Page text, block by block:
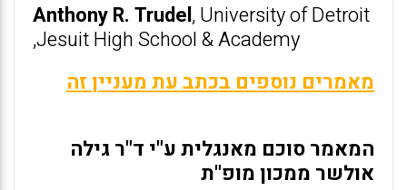
Anthony R. Trudel, University of Detroit
,Jesuit High School & Academy
מאמרים נוספים בכתב עת מעניין זה
המאמר סוכם מאנגלית ע"י ד"ר גילה
אולשר ממכון מופ"ת